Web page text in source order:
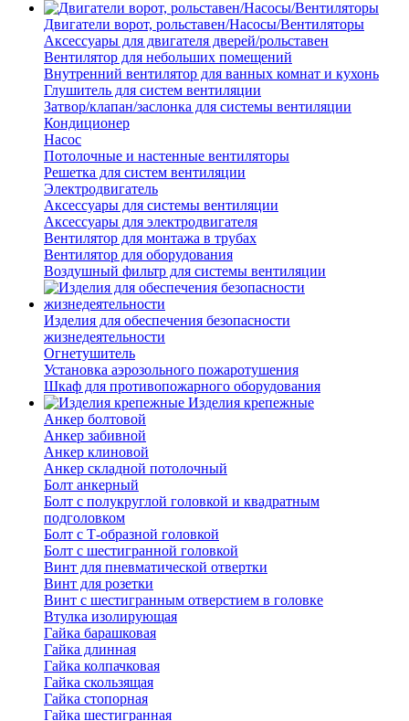
Двигатели ворот, рольставен/Насосы/Вентиляторы
Аксессуары для двигателя дверей/рольставен
Вентилятор для небольших помещений
Внутренний вентилятор для ванных комнат и кухонь
Глушитель для систем вентиляции
Затвор/клапан/заслонка для системы вентиляции
Кондиционер
Насос
Потолочные и настенные вентиляторы
Решетка для систем вентиляции
Электродвигатель
Аксессуары для системы вентиляции
Аксессуары для электродвигателя
Вентилятор для монтажа в трубах
Вентилятор для оборудования
Воздушный фильтр для системы вентиляции
Изделия для обеспечения безопасности
жизнедеятельности
Огнетушитель
Установка аэрозольного пожаротушения
Шкаф для противопожарного оборудования
Изделия крепежные
Анкер болтовой
Анкер забивной
Анкер клиновой
Анкер складной потолочный
Болт анкерный
Болт с полукруглой головкой и квадратным
подголовком
Болт с Т-образной головкой
Болт с шестигранной головкой
Винт для пневматической отвертки
Винт для розетки
Винт с шестигранным отверстием в головке
Втулка изолирующая
Гайка барашковая
Гайка длинная
Гайка колпачковая
Гайка скользящая
Гайка стопорная
Гайка шестигранная